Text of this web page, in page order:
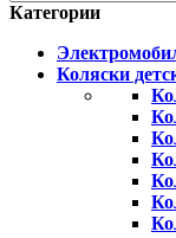
Категории
Коляски